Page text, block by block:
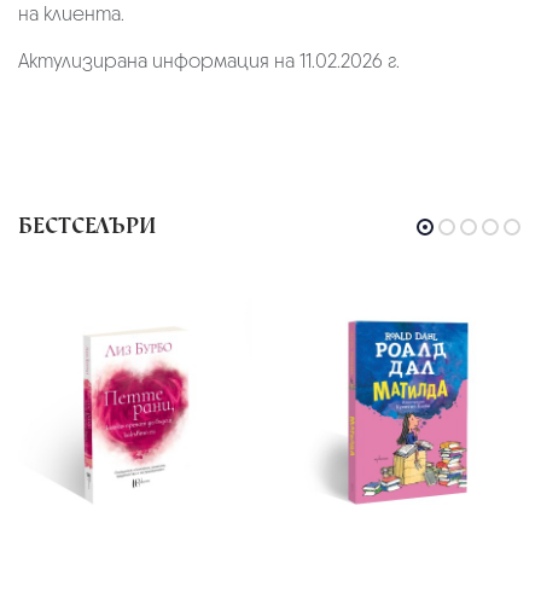
на клиента.
Актулизирана информация на 11.02.2026 г.
БЕСТСЕЛЪРИ